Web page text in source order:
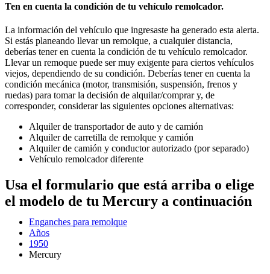
Ten en cuenta la condición de tu vehículo remolcador.
La información del vehículo que ingresaste ha generado esta alerta.
Si estás planeando llevar un remolque, a cualquier distancia,
deberías tener en cuenta la condición de tu vehículo remolcador.
Llevar un remoque puede ser muy exigente para ciertos vehículos
viejos, dependiendo de su condición. Deberías tener en cuenta la
condición mecánica (motor, transmisión, suspensión, frenos y
ruedas) para tomar la decisión de alquilar/comprar y, de
corresponder, considerar las siguientes opciones alternativas:
Alquiler de transportador de auto y de camión
Alquiler de carretilla de remolque y camión
Alquiler de camión y conductor autorizado (por separado)
Vehículo remolcador diferente
Usa el formulario que está arriba o elige
el modelo de tu Mercury a continuación
Enganches para remolque
Años
1950
Mercury